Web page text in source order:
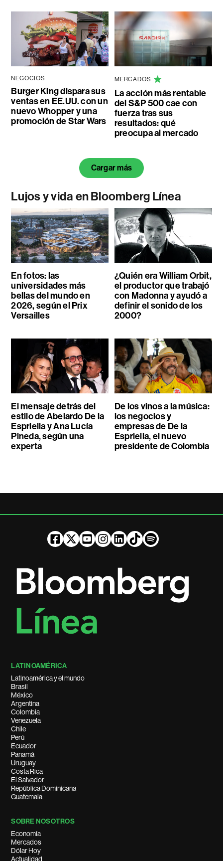
NEGOCIOS
Burger King dispara sus
ventas en EE.UU. con un
nuevo Whopper y una
promoción de Star Wars
MERCADOS
La acción más rentable
del S&P 500 cae con
fuerza tras sus
resultados: qué
preocupa al mercado
Cargar más
Lujos y vida en Bloomberg Línea
En fotos: las
universidades más
bellas del mundo en
2026, según el Prix
Versailles
¿Quién era William Orbit,
el productor que trabajó
con Madonna y ayudó a
definir el sonido de los
2000?
El mensaje detrás del
estilo de Abelardo De la
Espriella y Ana Lucía
Pineda, según una
experta
De los vinos a la música:
los negocios y
empresas de De la
Espriella, el nuevo
presidente de Colombia
LATINOAMÉRICA
Latinoamérica y el mundo
Brasil
México
Argentina
Colombia
Venezuela
Chile
Perú
Ecuador
Panamá
Uruguay
Costa Rica
El Salvador
República Dominicana
Guatemala
SOBRE NOSOTROS
Economía
Mercados
Dólar Hoy
Actualidad